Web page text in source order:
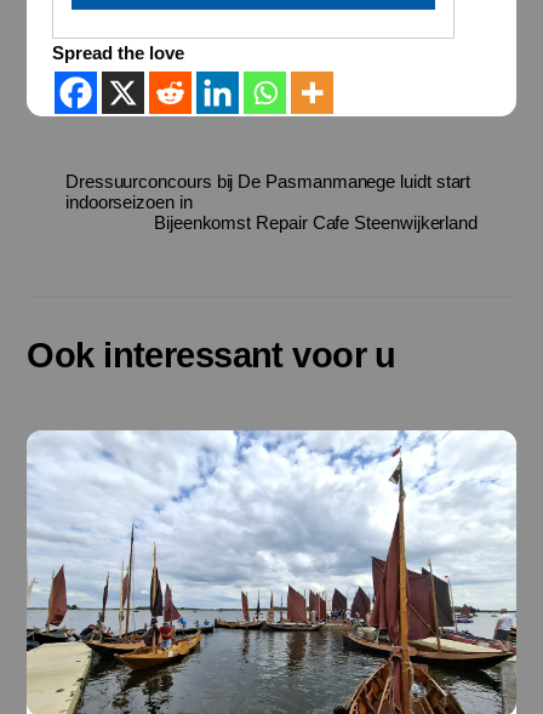
Spread the love
Dressuurconcours bij De Pasmanmanege luidt start
indoorseizoen in
Bijeenkomst Repair Cafe Steenwijkerland
Ook interessant voor u